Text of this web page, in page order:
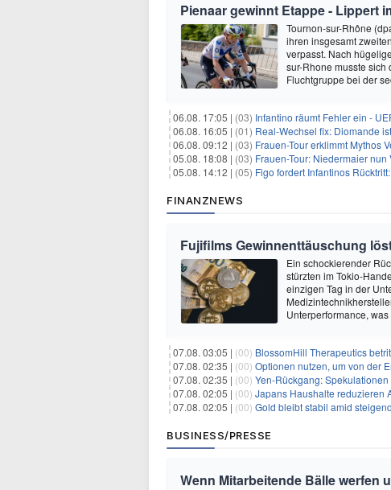
Pienaar gewinnt Etappe - Lippert
Tournon-sur-Rhône
ihren insgesamt
verpasst. Nach
sur-Rhone musste
Fluchtgruppe bei der
06.08. 17:05 | (03) Infantino räumt Fehler ein -
06.08. 16:05 | (01) Real-Wechsel fix: Diomande
06.08. 09:12 | (03) Frauen-Tour erklimmt Mythos
05.08. 18:08 | (03) Frauen-Tour: Niedermaier
05.08. 14:12 | (05) Figo fordert Infantinos
FINANZNEWS
Fujifilms Gewinnenttäuschung
Ein schockierender
stürzten im Tokio-
einzigen Tag in der
Unterperformance,
07.08. 03:05 | (00) BlossomHill Therapeutics
07.08. 02:35 | (00) Optionen nutzen, um von der
07.08. 02:35 | (00) Yen-Rückgang:
07.08. 02:05 | (00) Japans Haushalte reduzieren
07.08. 02:05 | (00) Gold bleibt stabil amid
BUSINESS/PRESSE
Wenn Mitarbeitende Bälle werfen